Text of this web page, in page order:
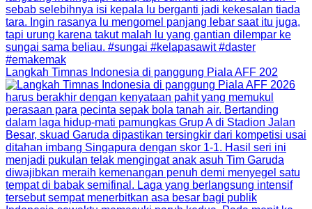
Langkah Timnas Indonesia di panggung Piala AFF 202